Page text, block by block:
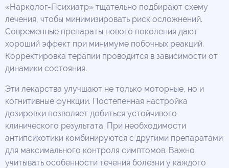
«Нарколог-Психиатр» тщательно подбирают схему
лечения, чтобы минимизировать риск осложнений.
Современные препараты нового поколения дают
хороший эффект при минимуме побочных реакций.
Корректировка терапии проводится в зависимости от
динамики состояния.
Эти лекарства улучшают не только моторные, но и
когнитивные функции. Постепенная настройка
дозировки позволяет добиться устойчивого
клинического результата. При необходимости
антипсихотики комбинируются с другими препаратами
для максимального контроля симптомов. Важно
учитывать особенности течения болезни у каждого